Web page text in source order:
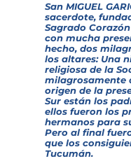
San MIGUEL
sacerdote,
Sagrado
con mucha
hecho, dos
los altares: Una
religiosa de la
milagrosamente
origen de la
Sur están los
ellos fueron los
hermanos para
Pero al final
que los
Tucumán.